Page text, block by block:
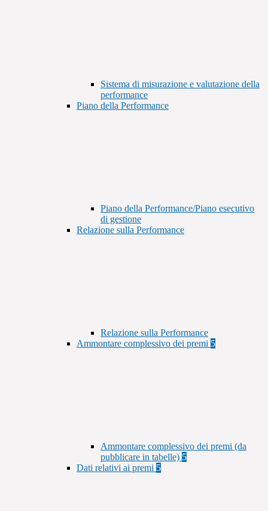
Sistema di misurazione e valutazione della
performance
Piano della Performance
Piano della Performance/Piano esecutivo
di gestione
Relazione sulla Performance
Relazione sulla Performance
Ammontare complessivo dei premi 5
Ammontare complessivo dei premi (da
pubblicare in tabelle) 5
Dati relativi ai premi 5